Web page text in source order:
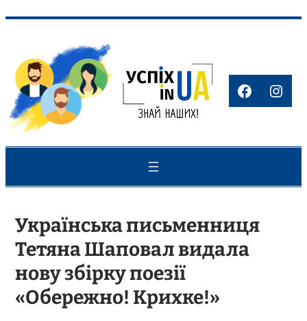
вмісту
Українська письменниця
Тетяна Шаповал видала
нову збірку поезії
«Обережно! Крихке!»